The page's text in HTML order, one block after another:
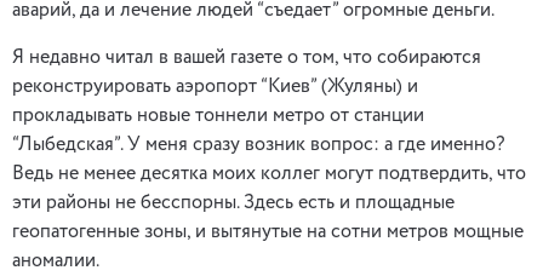
аварий, да и лечение людей “съедает” огромные деньги.
Я недавно читал в вашей газете о том, что собираются
реконструировать аэропорт “Киев” (Жуляны) и
прокладывать новые тоннели метро от станции
“Лыбедская”. У меня сразу возник вопрос: а где именно?
Ведь не менее десятка моих коллег могут подтвердить, что
эти районы не бесспорны. Здесь есть и площадные
геопатогенные зоны, и вытянутые на сотни метров мощные
аномалии.